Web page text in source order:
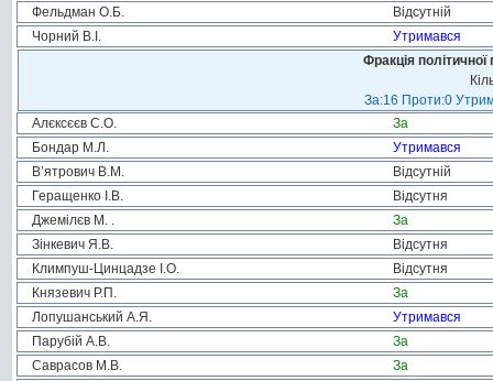
Фельдман О.Б.
Відсутній
Чорний В.І.
Утримався
Фракція
За:16 Проти:0
Алєксєєв С.О.
За
Бондар М.Л.
Утримався
В’ятрович В.М.
Відсутній
Геращенко І.В.
Відсутня
Джемілєв М. .
За
Зінкевич Я.В.
Відсутня
Климпуш-Цинцадзе І.О.
Відсутня
Князевич Р.П.
За
Лопушанський А.Я.
Утримався
Парубій А.В.
За
Саврасов М.В.
За